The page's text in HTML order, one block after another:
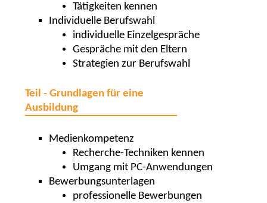
Tätigkeiten kennen
Individuelle Berufswahl
individuelle Einzelgespräche
Gespräche mit den Eltern
Strategien zur Berufswahl
Teil - Grundlagen für eine
Ausbildung
Medienkompetenz
Recherche-Techniken kennen
Umgang mit PC-Anwendungen
Bewerbungsunterlagen
professionelle Bewerbungen